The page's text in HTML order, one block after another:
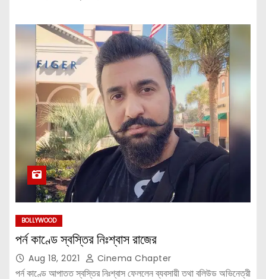
BOLLYWOOD
পর্ন কাণ্ডে স্বস্তির নিঃশ্বাস রাজের
Aug 18, 2021 Cinema Chapter
পর্ন কাণ্ডে আপাতত স্বস্তির নিঃশ্বাস ফেললেন ব্যবসায়ী তথা বলিউড অভিনেত্রী